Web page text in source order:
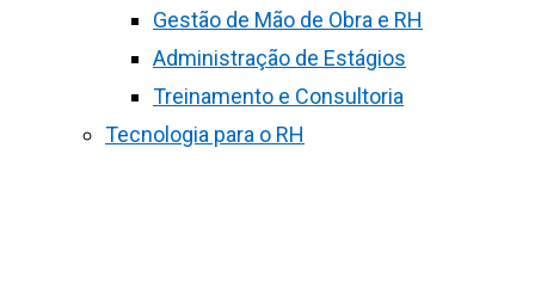
Gestão de Mão de Obra e RH
Administração de Estágios
Treinamento e Consultoria
Tecnologia para o RH